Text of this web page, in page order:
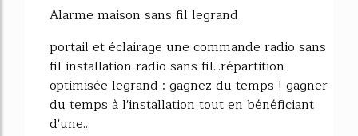
Alarme maison sans fil legrand
portail et éclairage une commande radio sans
fil installation radio sans fil...répartition
optimisée legrand : gagnez du temps ! gagner
du temps à l'installation tout en bénéficiant
d'une...